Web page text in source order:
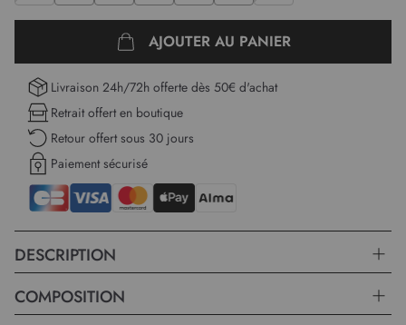
AJOUTER AU PANIER
Livraison 24h/72h offerte dès 50€ d'achat
Retrait offert en boutique
Retour offert sous 30 jours
Paiement sécurisé
DESCRIPTION
COMPOSITION